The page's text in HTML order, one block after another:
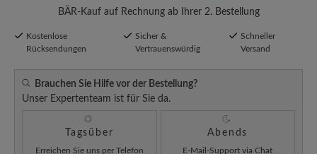
BÄR-Kauf auf Rechnung ab Ihrer 2. Bestellung
Kostenlose
Rücksendungen
Sicher &
Vertrauenswürdig
Schneller
Versand
Brauchen Sie Hilfe vor der Bestellung?
Unser Expertenteam ist für Sie da.
Tagsüber
Erreichen Sie uns per Telefon
Abends
E-Mail-Support via Chat